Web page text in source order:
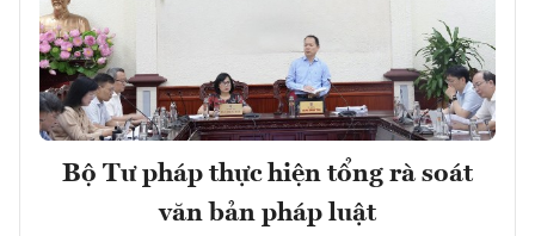
Bộ Tư pháp thực hiện tổng rà soát
văn bản pháp luật